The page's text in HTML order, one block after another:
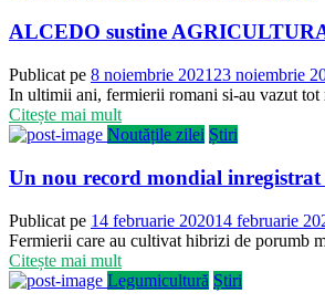
ALCEDO sustine
Publicat pe 8 noiembrie 2021 23 noiembrie
In ultimii ani, fermierii romani si-au vazut tot
Citește mai mult
Noutățile zilei Știri
Un nou record mondial
Publicat pe 14 februarie 202014 februarie
Fermierii care au cultivat hibrizi de porumb
Citește mai mult
Legumicultură Știri